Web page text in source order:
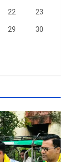
22
23
29
30